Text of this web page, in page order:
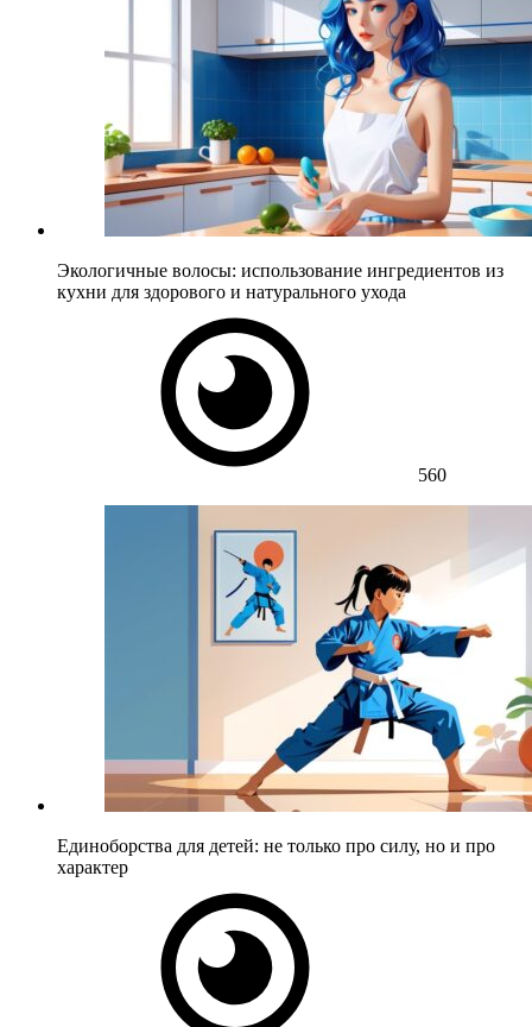
Экологичные волосы: использование ингредиентов из
кухни для здорового и натурального ухода
560
Единоборства для детей: не только про силу, но и про
характер